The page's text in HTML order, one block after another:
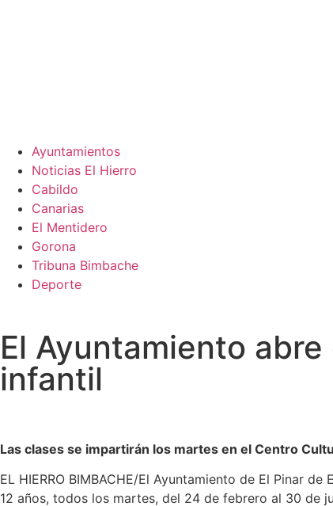
Ayuntamientos
Noticias El Hierro
Cabildo
Canarias
El Mentidero
Gorona
Tribuna Bimbache
Deporte
El Ayuntamiento
infantil
Las clases se impartirán los martes en el Centro
EL HIERRO BIMBACHE/El Ayuntamiento de El Pinar
12 años, todos los martes, del 24 de febrero al 30 de